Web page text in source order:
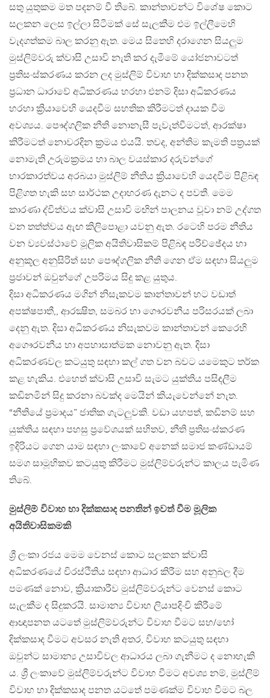
සතු යුතුකම මත පදනම් වී තිබේ. කාන්තාවන්ට විශේෂ කොට
සලකන ලෙස ඉල්ලා සිටීමක් සේ සැලකීම එම ඉල්ලීමෙහි
වැදගත්කම බාල කරනු ඇත. මෙය සිතෙහි දරාගෙන සියලුම
මුස්ලිම්වරු ක්වාසි උසාවි නැති කර දැමීමේ යෝජනාවටත්
ප්‍රතිසංස්කරණය කරන ලද මුස්ලිම් විවාහ හා දික්කසාද පනත
ප්‍රධාන ධාරාවේ අධිකරණය හරහා එනම් දිසා අධිකරණය
හරහා ක්‍රියාවෙහි යෙදවීම සහතික කිරීමටත් දායක වීම
අවශ්‍යය. පෞද්ගලික නීති නොනැසී පැවැත්වීමටත්, ආරක්ෂා
කිරීමටත් නොවරදින ක්‍රමය එයයි. තවද, අන්තිම කැමති පත්‍රයක්
නොමැති උරුමක්‍රමය හා බාල වයස්කාර දරුවන්ගේ
භාරකාරත්වය අරබයා මුස්ලිම් නීතිය ක්‍රියාවෙහි යෙදවීම පිළිබඳ
පිළිගත හැකි සහ සාර්ථක උදාහරණ දැනට ද පවතී. මෙම
කාරණා ද්විත්වය ක්වාසි උසාවි මඟින් පාලනය වූවා නම් උද්ගත
වන තත්ත්වය ඇඟ කිලිපොළා යවනු ඇත. රටෙහි පරම නීතිය
වන ව්‍යවස්ථාවේ මූලික අයිතිවාසිකම් පිළිබඳ පරිච්ඡේදය හා
අනුකූල අනුසිරිත් සහ පෞද්ගලික නීති ගෙන ඒම සඳහා සියලුම
ප්‍රජාවන් ඔවුන්ගේ උපරිමය සිදු කළ යුතුය.
දිසා අධිකරණය මගින් නිසැකවම කාන්තාවන් හට වඩාත්
අපක්ෂපාතී,, ආරක්‍ෂිත, සමබර හා ගෞරවනීය පරිසරයක් ලබා
දෙනු ඇත. දිසා අධිකරණය නිසැකවම කාන්තාවන් කෙරෙහි
අගෞරවනීය හා අපහාසාත්මක නොවනු ඇත. දිසා
අධිකරණවල කටයුතු සඳහා කල් ගත වන බවට යමෙකුට තර්ක
කළ හැකිය. එහෙත් ක්වාසි උසාවි සැමට යුක්තිය පසිඳලීම
කඩිනමින් සිදු කරනා බවක්ද මෙයින් කියැවෙන්නේ නැත.
“නීතියේ ප්‍රමාදය” ජාතික ගැටලුවකි. වඩා යහපත්, කඩිනම් සහ
යුක්තිය සඳහා පහසු ප්‍රවේශයක් සහිතව, නීති ප්‍රතිසංස්කරණ
ඉදිරියට ගෙන යාම සඳහා ලංකාවේ අනෙක් සමාජ කණ්ඩායම්
සමග සාමූහිකව කටයුතු කිරීමට මුස්ලිම්වරුන්ට කාලය පැමිණ
තිබේ.
මුස්ලිම් විවාහ හා දික්කසාද පනතින් ඉවත් වීම මූලික
අයිතිවාසිකමකි
ශ්‍රී ලංකා රජය මෙම වෙනස් කොට සලකන ක්වාසි
අධිකරණයේ චිරස්ථිතිය සඳහා ආධාර කිරීම සහ අනුබල දීම
පමණක් නොව, ක්‍රියාකාරීව මුස්ලිම්වරුන්ට වෙනස් කොට
සැලකීම ද සිදුකරයි. සාමාන්‍ය විවාහ ලියාපදිංචි කිරීමේ
ආඥාපනත යටතේ මුස්ලිම්වරුන්ට විවාහ වීමට සහ/හෝ
දික්කසාද වීමට අවසර නැති අතර, විවාහ කටයුතු සඳහා
ඔවුන්ට සාමාන්‍ය උසාවිවල ආධාරය ලබා ගැනීමට ද නොහැකි
ය. ශ්‍රී ලංකාවේ මුස්ලිම්වරුන්ට විවාහ වීමට අවශ්‍ය නම්, මුස්ලිම්
විවාහ හා දික්කසාද පනත යටතේ පමණක්ම විවාහ වීමට බල